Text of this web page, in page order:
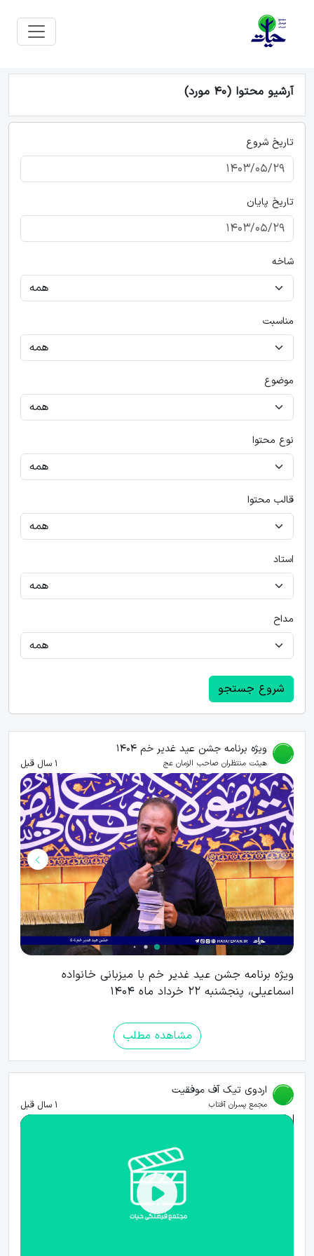
آرشیو محتوا (40 مورد)
تاریخ شروع
تاریخ پایان
شاخه
مناسبت
موضوع
نوع محتوا
قالب محتوا
استاد
مداح
شروع جستجو
ویژه برنامه جشن عید غدیر خم 1404
هیئت منتظران صاحب الزمان عج 1 سال قبل
ویژه برنامه جشن عید غدیر خم با میزبانی خانواده
اسماعیلی، پنجشنبه 22 خرداد ماه 1404
مشاهده مطلب
اردوی تیک آف موفقیت
مجمع پسران آفتاب 1 سال قبل